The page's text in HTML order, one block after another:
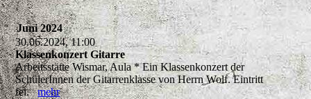
Juni 2024
30.06.2024, 11:00
Klassenkonzert Gitarre
Arbeitsstätte Wismar, Aula * Ein Klassenkonzert der
SchülerInnen der Gitarrenklasse von Herrn Wolf. Eintritt
fei.mehr